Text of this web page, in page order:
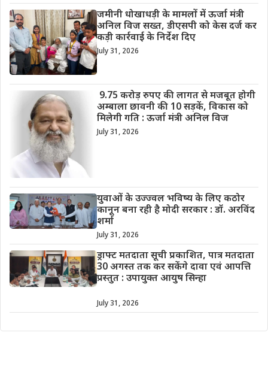
जमीनी धोखाधड़ी के मामलों में ऊर्जा मंत्री
अनिल विज सख्त, डीएसपी को केस दर्ज कर
कड़ी कार्रवाई के निर्देश दिए
July 31, 2026
9.75 करोड़ रुपए की लागत से मजबूत होगी
अम्बाला छावनी की 10 सड़कें, विकास को
मिलेगी गति : ऊर्जा मंत्री अनिल विज
July 31, 2026
युवाओं के उज्ज्वल भविष्य के लिए कठोर
कानून बना रही है मोदी सरकार : डॉ. अरविंद
शर्मा
July 31, 2026
ड्राफ्ट मतदाता सूची प्रकाशित, पात्र मतदाता
30 अगस्त तक कर सकेंगे दावा एवं आपत्ति
प्रस्तुत : उपायुक्त आयुष सिन्हा
July 31, 2026